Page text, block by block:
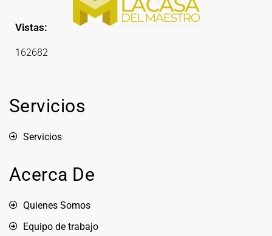
Vistas:
162682
Servicios
Servicios
Acerca De
Quienes Somos
Equipo de trabajo